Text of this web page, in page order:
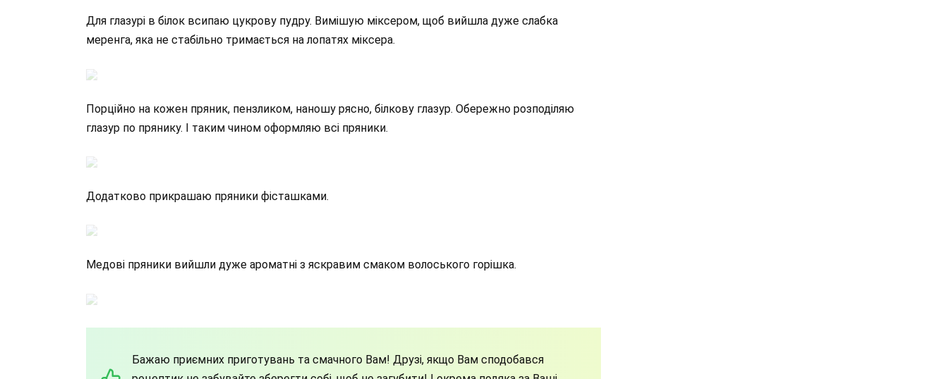
Для глазурі в білок всипаю цукрову пудру. Вимішую міксером, щоб вийшла дуже слабка
меренга, яка не стабільно тримається на лопатях міксера.
Порційно на кожен пряник, пензликом, наношу рясно, білкову глазур. Обережно розподіляю
глазур по прянику. І таким чином оформляю всі пряники.
Додатково прикрашаю пряники фісташками.
Медові пряники вийшли дуже ароматні з яскравим смаком волоського горішка.
Бажаю приємних приготувань та смачного Вам! Друзі, якщо Вам сподобався